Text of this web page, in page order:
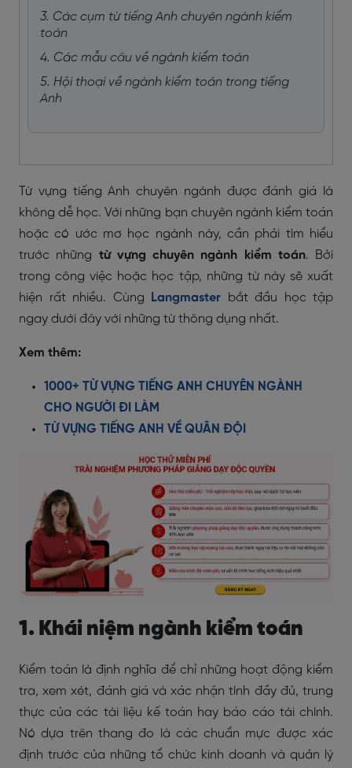
3. Các cụm từ tiếng Anh chuyên ngành kiểm
toán
4. Các mẫu câu về ngành kiểm toán
5. Hội thoại về ngành kiểm toán trong tiếng
Anh
Từ vựng tiếng Anh chuyên ngành được đánh giá là
không dễ học. Với những bạn chuyên ngành kiểm toán
hoặc có ước mơ học ngành này, cần phải tìm hiểu
trước những từ vựng chuyên ngành kiểm toán. Bởi
trong công việc hoặc học tập, những từ này sẽ xuất
hiện rất nhiều. Cùng
Langmaster
bắt đầu học tập
ngay dưới đây với những từ thông dụng nhất.
Xem thêm:
1000+ TỪ VỰNG TIẾNG ANH CHUYÊN NGÀNH
CHO NGƯỜI ĐI LÀM
TỪ VỰNG TIẾNG ANH VỀ QUÂN ĐỘI
1. Khái niệm ngành kiểm toán
Kiểm toán là định nghĩa để chỉ những hoạt động kiểm
tra, xem xét, đánh giá và xác nhận tính đầy đủ, trung
thực của các tài liệu kế toán hay báo cáo tài chính.
Nó dựa trên thang đo là các chuẩn mực được xác
định trước của những tổ chức kinh doanh và quản lý